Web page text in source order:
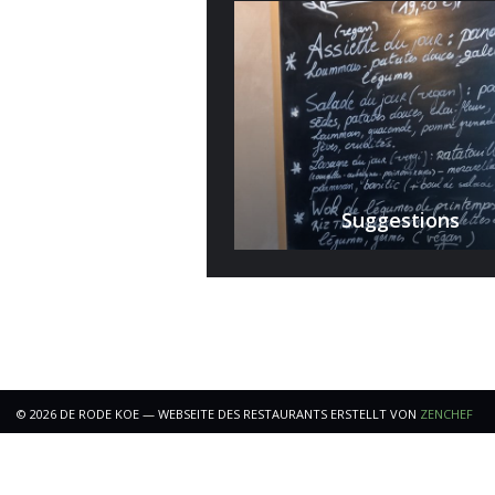
Suggestions
© 2026 DE RODE KOE — WEBSEITE DES RESTAURANTS ERSTELLT VON ZENCHEF